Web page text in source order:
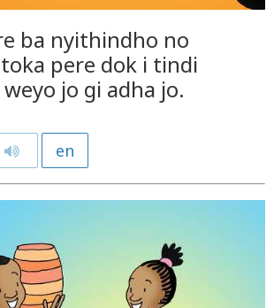
ba nyithindho no
pere dok i tindi
jo gi adha jo.
en